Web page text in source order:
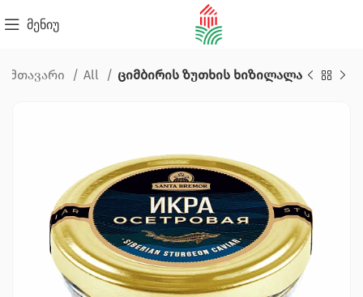
მენიუ
მთავარი All ციმბირის ზუთხის ხიზილალა